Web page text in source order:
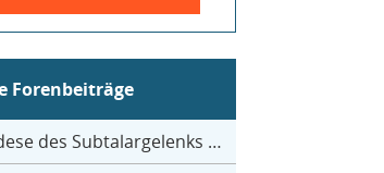
Forenbeiträge
des Subtalargelenks mit 27